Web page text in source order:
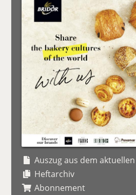
Auszug aus dem
Heftarchiv
Abonnement